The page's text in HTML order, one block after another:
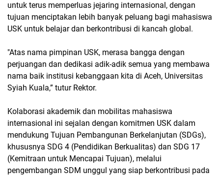
untuk terus memperluas jejaring internasional, dengan
tujuan menciptakan lebih banyak peluang bagi mahasiswa
USK untuk belajar dan berkontribusi di kancah global.
"Atas nama pimpinan USK, merasa bangga dengan
perjuangan dan dedikasi adik-adik semua yang membawa
nama baik institusi kebanggaan kita di Aceh, Universitas
Syiah Kuala,” tutur Rektor.
Kolaborasi akademik dan mobilitas mahasiswa
internasional ini sejalan dengan komitmen USK dalam
mendukung Tujuan Pembangunan Berkelanjutan (SDGs),
khususnya SDG 4 (Pendidikan Berkualitas) dan SDG 17
(Kemitraan untuk Mencapai Tujuan), melalui
pengembangan SDM unggul yang siap berkontribusi pada